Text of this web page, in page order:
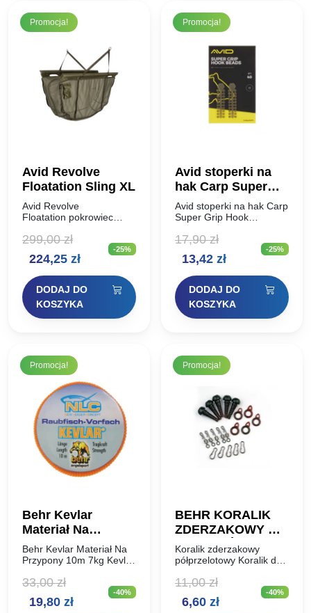
Promocja!
Avid Revolve
Floatation Sling XL
Avid Revolve
Floatation pokrowiec
Pływający worek do
ważenia, odpowiedni do
krótkotrwałego
Bardzo wytrzymałe
piankowe wsporniki po
długości Przyjazna dla
ryb siatka…
299,00zł
Pierwotna
cena
wynosiła:
299,00 zł.
224,25 złAktualna
cena
wynosi:
224,25 zł.
-25%
DODAJ DO
KOSZYKA
Promocja!
Avid stoperki na
hak Carp Super
Grip Hook Beads
Avid stoperki na hak Carp
Super Grip Hook
haka, który blokuje
poruszający się po haku
mikro krętlik czy kółeczko
przynętą….
17,90zł
Pierwotna
cena
wynosiła:
17,90 zł.
13,42 złAktualna
cena
wynosi:
13,42 zł.
-25%
DODAJ DO
KOSZYKA
Promocja!
Behr Kevlar
Materiał Na
Przypony 10m 7kg
Behr Kevlar Materiał Na
Przypony 10m 7kg Kevlar
na wszelkiego rodzaju
przypony. Jest miękki,
elastyczny i ma
33,00zł
Pierwotna
19,80 złAktualna
-40%
Promocja!
BEHR KORALIK
ZDERZAKOWY DO
ZESTAWÓW
KARPIOWYCH
Koralik zderzakowy
półprzelotowy Koralik do
samo zacinających i
przelotowych, chroni
krętlik z węzłem.
11,00zł
Pierwotna
6,60 złAktualna
-40%